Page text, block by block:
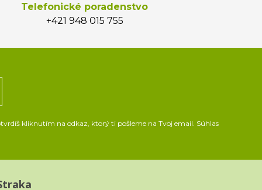
Telefonické poradenstvo
+421 948 015 755
kliknutím na odkaz, ktorý ti pošleme na Tvoj email. Súhlas